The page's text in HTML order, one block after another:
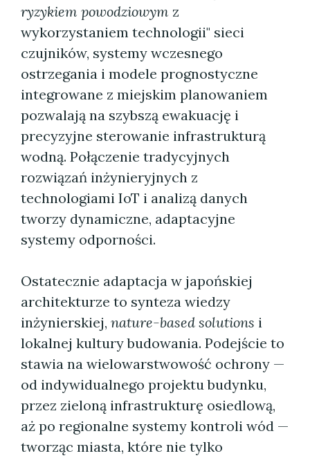
ryzykiem powodziowym z
wykorzystaniem technologii" sieci
czujników, systemy wczesnego
ostrzegania i modele prognostyczne
integrowane z miejskim planowaniem
pozwalają na szybszą ewakuację i
precyzyjne sterowanie infrastrukturą
wodną. Połączenie tradycyjnych
rozwiązań inżynieryjnych z
technologiami IoT i analizą danych
tworzy dynamiczne, adaptacyjne
systemy odporności.
Ostatecznie adaptacja w japońskiej
architekturze to synteza wiedzy
inżynierskiej, nature-based solutions i
lokalnej kultury budowania. Podejście to
stawia na wielowarstwowość ochrony —
od indywidualnego projektu budynku,
przez zieloną infrastrukturę osiedlową,
aż po regionalne systemy kontroli wód —
tworząc miasta, które nie tylko